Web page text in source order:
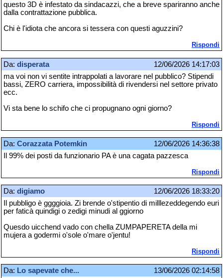
questo 3D è infestato da sindacazzi, che a breve spariranno anche
dalla contrattazione pubblica.
Chi è l'idiota che ancora si tessera con questi aguzzini?
Rispondi
Da: disperata
12/06/2026 14:17:03
ma voi non vi sentite intrappolati a lavorare nel pubblico? Stipendi
bassi, ZERO carriera, impossibilità di rivendersi nel settore privato
ecc.
Vi sta bene lo schifo che ci propugnano ogni giorno?
Rispondi
Da: Corazzata Potemkin
12/06/2026 14:36:38
Il 99% dei posti da funzionario PA è una cagata pazzesca
Rispondi
Da: digiamo
12/06/2026 18:33:20
Il pubbligo è ggggioia. Zi brende o'stipentio di milllezeddegendo euri
per faticà quindigi o zedigi minudi al ggiorno
Quesdo uicchend vado con chella ZUMPAPERETA della mi
mujera a godermi o'sole o'mare o'jentu!
Rispondi
Da: Lo sapevate che...
13/06/2026 02:14:58